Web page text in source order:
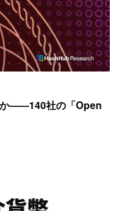
か——140社の「Open